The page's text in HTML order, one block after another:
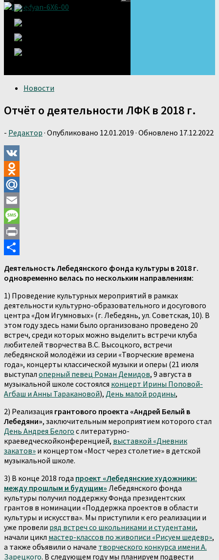
Новости
Отчёт о деятельности ЛФК в 2018 г.
- Редактор · Опубликовано 12.01.2019 · Обновлено 17.12.2022
VK
Odnoklassniki
Mail.Ru
Email
Message
Print
Деятельность Лебедянского фонда культуры в 2018 г.
одновременно велась по нескольким направлениям:
1) Проведение культурных мероприятий в рамках
деятельности культурно-образовательного и досугового
центра «Дом Игумновых» (г. Лебедянь, ул. Советская, 10). В
этом году здесь нами было организовано проведено 20
встреч, среди которых можно выделить встречи клуба
любителей творчества В.С. Высоцкого, встречи
лебедянской молодёжи из серии «Творческие времена
года», концерты классической музыки и оперы (21 июля
выступал оперный певец Роман Демидов, 9 августа в
музыкальной школе состоялся концерт Ирины Поповой-
Агбаш и Анны Таракановой), День малой родины,
2) Реализация грантового проекта «Андрей Белый в
Лебедяни», заключительным мероприятием которого стал
День Андрея Белого с литературно-
краеведческойконференцией, выставкой «Дневник
закатов» и концертом «Мост через столетие» в детской
музыкальной школе.
3) В конце 2018 года проект «Лебедянские художники:
между прошлым и будущим» Лебедянского фонда
культуры получил поддержку Фонда президентских
грантов в номинации «Поддержка проектов в области
культуры и искусства». Мы приступили к его реализации и
уже провели ряд встреч со школьниками и студентами,
начали цикл мастер-классов по живописи «Рисуем шедевр»,
а также объявили о начале творческого конкурса имени А.
Зарецкого. В следующем году мы планируем подвести